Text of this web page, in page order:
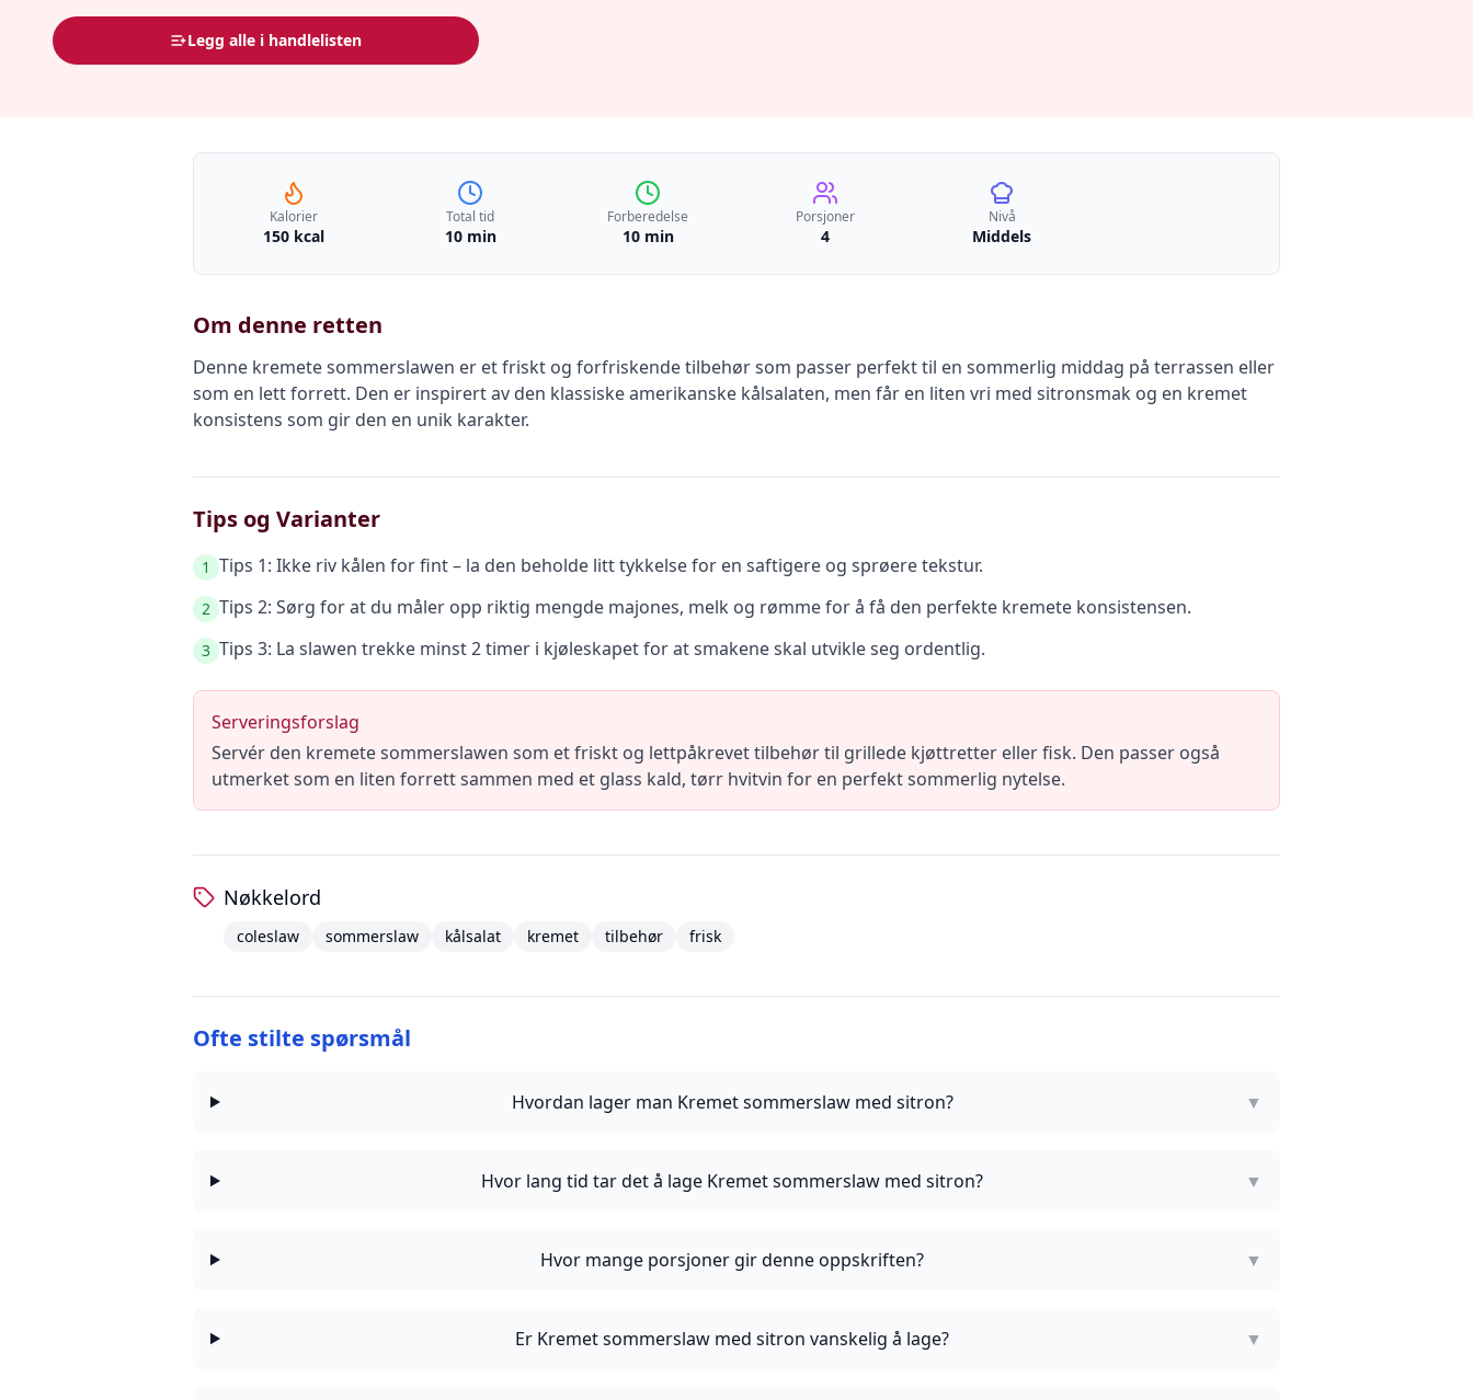
Legg alle i handlelisten
Kalorier
150 kcal
Total tid
10 min
Forberedelse
10 min
Porsjoner
4
Nivå
Middels
Om denne retten
Denne kremete sommerslawen er et friskt og forfriskende tilbehør som passer perfekt til en sommerlig middag på terrassen eller
som en lett forrett. Den er inspirert av den klassiske amerikanske kålsalaten, men får en liten vri med sitronsmak og en kremet
konsistens som gir den en unik karakter.
Tips og Varianter
1 Tips 1: Ikke riv kålen for fint – la den beholde litt tykkelse for en saftigere og sprøere tekstur.
2 Tips 2: Sørg for at du måler opp riktig mengde majones, melk og rømme for å få den perfekte kremete konsistensen.
3 Tips 3: La slawen trekke minst 2 timer i kjøleskapet for at smakene skal utvikle seg ordentlig.
Serveringsforslag
Servér den kremete sommerslawen som et friskt og lettpåkrevet tilbehør til grillede kjøttretter eller fisk. Den passer også
utmerket som en liten forrett sammen med et glass kald, tørr hvitvin for en perfekt sommerlig nytelse.
Nøkkelord
coleslaw sommerslaw kålsalat kremet tilbehør frisk
Ofte stilte spørsmål
Hvordan lager man Kremet sommerslaw med sitron? ▼
Hvor lang tid tar det å lage Kremet sommerslaw med sitron? ▼
Hvor mange porsjoner gir denne oppskriften? ▼
Er Kremet sommerslaw med sitron vanskelig å lage? ▼